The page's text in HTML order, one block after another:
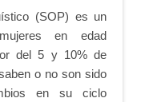
(SOP) es un
en edad
del 5 y 10% de
o no son sido
en su ciclo